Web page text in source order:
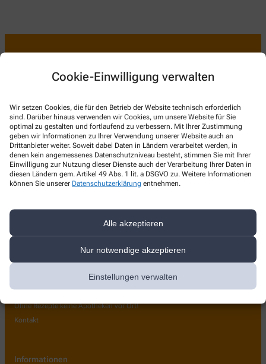
Cookie-Einwilligung verwalten
Wir setzen Cookies, die für den Betrieb der Website technisch erforderlich
sind. Darüber hinaus verwenden wir Cookies, um unsere Website für Sie
optimal zu gestalten und fortlaufend zu verbessern. Mit Ihrer Zustimmung
geben wir Informationen zu Ihrer Verwendung unserer Website auch an
Drittanbieter weiter. Soweit dabei Daten in Ländern verarbeitet werden, in
denen kein angemessenes Datenschutzniveau besteht, stimmen Sie mit Ihrer
Einwilligung zur Nutzung dieser Dienste auch der Verarbeitung Ihrer Daten in
diesen Ländern gem. Artikel 49 Abs. 1 lit. a DSGVO zu. Weitere Informationen
können Sie unserer Datenschutzerklärung entnehmen.
Alle akzeptieren
Nur notwendige akzeptieren
Einstellungen verwalten
Sonnen-Apotheke
Bahnhofstr. 131,40883 Ratingen
+49-2102/6 74 00
+49-2102/96 98 40
info@sonnen-apotheke-ratingen.de
Pflegehilfsmittel
Kundenkarte
Ohne Rezepte keine Apotheken vor Ort!
Kontakt
Informationen